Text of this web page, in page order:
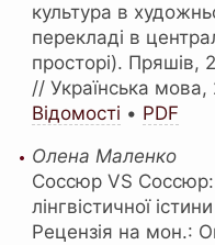
культура в
перекладі в
просторі). Пряшів,
// Українська
Відомості • PDF
Олена Маленко
Соссюр VS Соссюр:
лінгвістичної істини
Рецензія на мон.: